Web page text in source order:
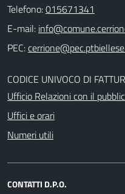
Telefono:015671341
E-mail:
PEC:
CODICE UNIVOCO DI
Ufficio Relazioni con il
Uffici e orari
Numeri utili
CONTATTI D.P.O.